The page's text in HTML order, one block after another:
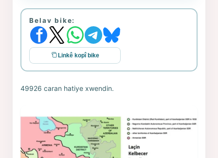
Belav bike:
Linkê kopî bike
49926 caran hatiye xwendin.